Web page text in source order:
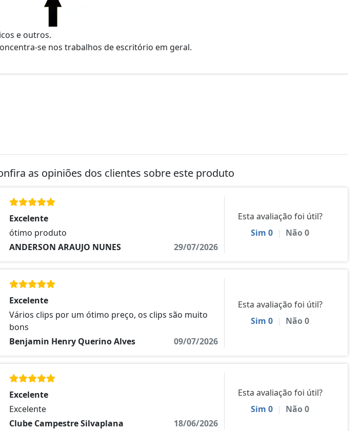
e outros.
se nos trabalhos de escritório em geral.
as opiniões dos clientes sobre este produto
Excelente
ótimo produto
ANDERSON ARAUJO NUNES
29/07/2026
Esta avaliação foi útil?
Sim 0 | Não0
Excelente
Vários clips por um ótimo preço, os clips são muito
bons
Benjamin Henry Querino Alves
09/07/2026
Esta avaliação foi útil?
Sim 0 | Não0
Excelente
Excelente
Clube Campestre Silvaplana
18/06/2026
Esta avaliação foi útil?
Sim 0 | Não0